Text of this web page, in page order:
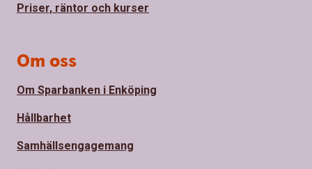
Priser, räntor och kurser
Om oss
Om Sparbanken i Enköping
Hållbarhet
Samhällsengagemang